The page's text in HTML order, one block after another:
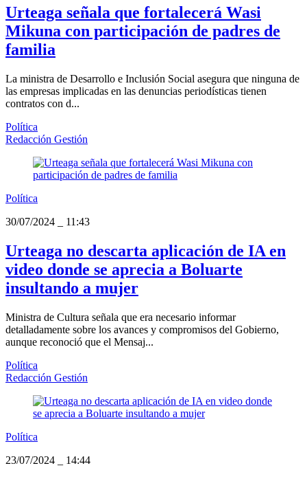
Urteaga señala que fortalecerá Wasi
Mikuna con participación de padres de
familia
La ministra de Desarrollo e Inclusión Social asegura que ninguna de
las empresas implicadas en las denuncias periodísticas tienen
contratos con d...
Política
Redacción Gestión
Política
30/07/2024
11:43
Urteaga no descarta aplicación de IA en
video donde se aprecia a Boluarte
insultando a mujer
Ministra de Cultura señala que era necesario informar
detalladamente sobre los avances y compromisos del Gobierno,
aunque reconoció que el Mensaj...
Política
Redacción Gestión
Política
23/07/2024
14:44